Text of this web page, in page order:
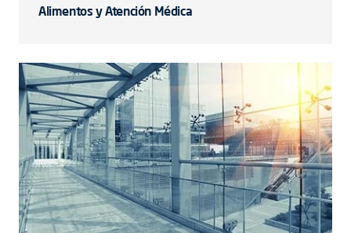
Alimentos y Atención Médica